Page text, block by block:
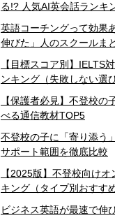
る!? 人気AI英会話ランキ
英語コーチングって効果
伸びた」人のスクールま
【目標スコア別】IELTS
ンキング（失敗しない選
【保護者必見】不登校の
べる通信教材TOP5
不登校の子に「寄り添う
サポート範囲を徹底比較
【2025版】不登校向け
キング（タイプ別おすすめ
ビジネス英語が最速で伸